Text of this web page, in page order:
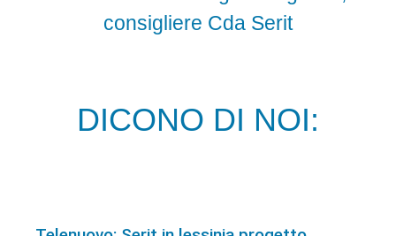
DICONO DI NOI:
consigliere Cda Serit